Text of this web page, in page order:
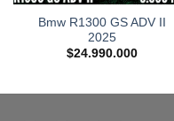
Bmw R1300 GS ADV II
2025
$24.990.000